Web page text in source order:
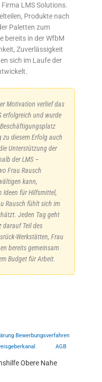
LMS Solutions.
Produkte nach
Paletten zum
bereits in der WfbM
Zuverlässigkeit
sich im Laufe der
Motivation verlief das
erfolgreich und wurde
diesem Erfolg auch
Unterstützung der
der LMS –
Frau Rausch
kann,
Ideen für Hilfsmittel,
Rausch fühlt sich im
Jeden Tag geht
darauf Teil des
Werkstätten, Frau
bereits gemeinsam
Budget für Arbeit.
Bewerbungsverfahren
AGB
Obere Nahe